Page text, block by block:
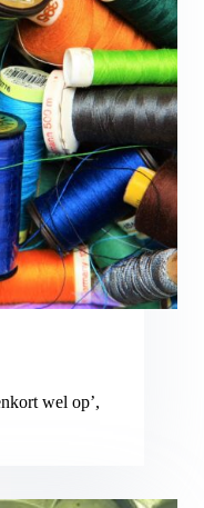
wel op’,